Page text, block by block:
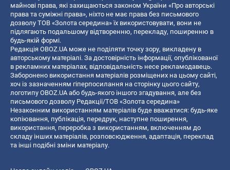
майнові права, які захищаються законом України «Про авторські
права та суміжні права», ніхто не має права без письмового
дозволу ТОВ «Золота середина» їх використовувати, вони не
підлягають подальшому відтворенню, перекладу, поширенню в
будь-якій формі.
Редакція OBOZ.UA може не поділяти точку зору, викладену в
авторському матеріалі. За достовірність інформації, опублікованої
в рекламних матеріалах, відповідальність несе рекламодавець.
Заборонено використання матеріалів розміщених на цьому сайті,
хоч із зазначенням гіперпосилання на сторінку цього сайту,
логотипу OBOZ.UA або будь-якого іншого згадування, але без
письмового дозволу Редакції/ТОВ «Золота середина»
Незаконним використанням матеріалів буде вважатися: будь-яке
копiювання, публiкацiя, передрук, наступне поширення,
використання, переробка з використанням, включенням до
складу інших матеріалів, розповсюдження, адаптація, переклад
та інші подібні зміни матеріалу.